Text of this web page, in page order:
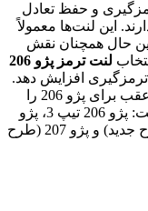
و حفظ تعادل
این لنت‌ها معمولاً
حال همچنان نقش
لنت ترمز پژو 206
ترمزگیری افزایش دهد.
در بخش‌های بعدی، انواع مختلف لنت ترمز عقب برای پژو 206 را
معرفی خواهیم کرد که شامل موارد زیر است: پژو 206 تیپ 3، پژو
206 تیپ 5 و 6، پژو 206 تیپ 2، پژو 206 (طرح جدید) و پژو 207 (طرح